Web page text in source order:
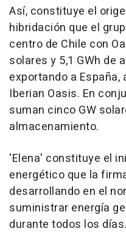
Así, constituye el
hibridación que el
centro de Chile con
solares y 5,1 GWh de
exportando a
Iberian Oasis. En
suman cinco GW
almacenamiento.
'Elena' constituye el
energético que la
desarrollando en el
suministrar energía
durante todos los